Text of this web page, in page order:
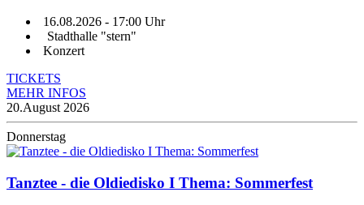
16.08.2026 - 17:00 Uhr
Stadthalle "stern"
Konzert
TICKETS
MEHR INFOS
20.August 2026
Donnerstag
Tanztee - die Oldiedisko I Thema: Sommerfest